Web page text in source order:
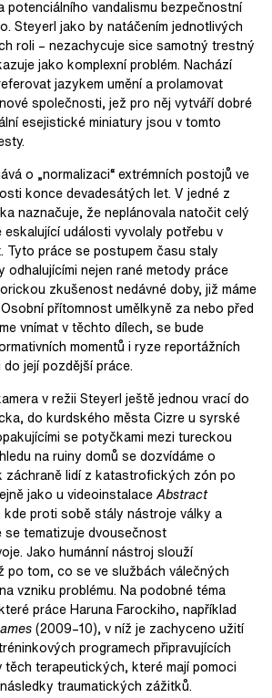
potenciálního vandalismu bezpečnostní
Steyerl jako by natáčením jednotlivých
roli – nezachycuje sice samotný trestný
jako komplexní problém. Nachází
jazykem umění a prolamovat
společnosti, jež pro něj vytváří dobré
esejistické miniatury jsou v tomto
o „normalizaci“ extrémních postojů ve
konce devadesátých let. V jedné z
naznačuje, že neplánovala natočit celý
události vyvolaly potřebu v
Tyto práce se postupem času staly
odhalujícími nejen rané metody práce
zkušenost nedávné doby, již máme
přítomnost umělkyně za nebo před
vnímat v těchto dílech, se bude
momentů i ryze reportážních
její pozdější práce.
v režii Steyerl ještě jednou vrací do
do kurdského města Cizre u syrské
se potyčkami mezi tureckou
na ruiny domů se dozvídáme o
záchraně lidí z katastrofických zón po
jako u videoinstalaceAbstract
kde proti sobě stály nástroje války a
se tematizuje dvousečnost
Jako humánní nástroj slouží
po tom, co se ve službách válečných
vzniku problému. Na podobné téma
práce Haruna Farockiho, například
(2009–10), v níž je zachyceno užití
programech připravujících
terapeutických, které mají pomoci
traumatických zážitků.